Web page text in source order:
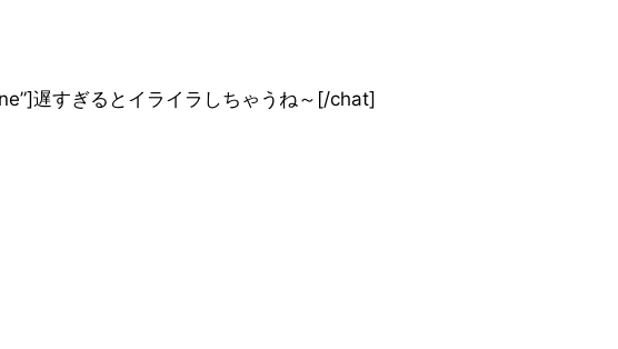
遅すぎるとイライラしちゃうね～[/chat]